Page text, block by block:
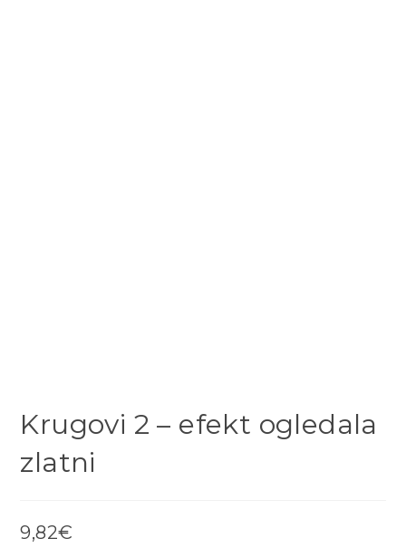
Krugovi 2 – efekt ogledala
zlatni
9,82€